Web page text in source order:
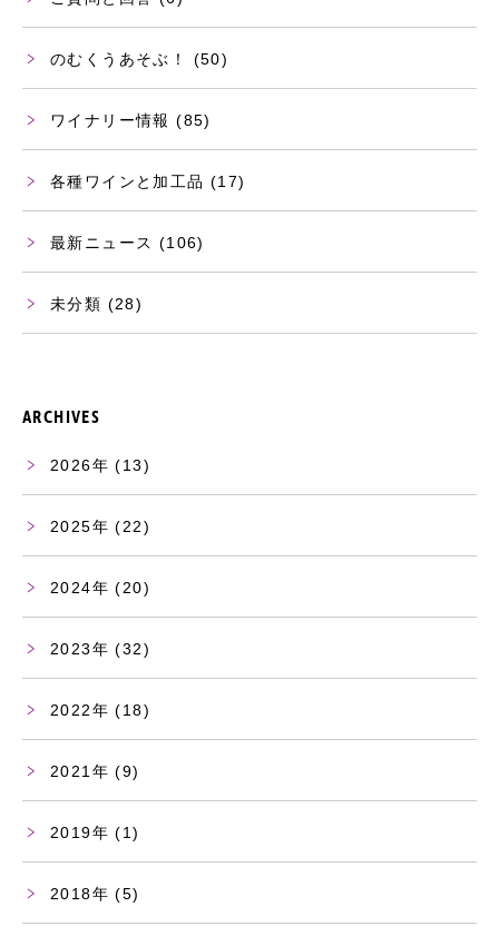
のむくうあそぶ！ (50)
ワイナリー情報 (85)
各種ワインと加工品 (17)
最新ニュース (106)
未分類 (28)
ARCHIVES
2026 (13)
2025 (22)
2024 (20)
2023 (32)
2022 (18)
2021 (9)
2019 (1)
2018 (5)